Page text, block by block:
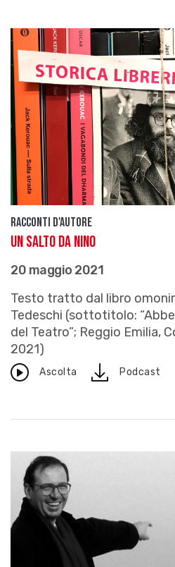
Racconti d'autore
Un salto da Nino
20 maggio 2021
Testo tratto dal libro
Tedeschi (sottotitolo:
del Teatro”; Reggio Emilia,
2021)
Ascolta downloadPodcast